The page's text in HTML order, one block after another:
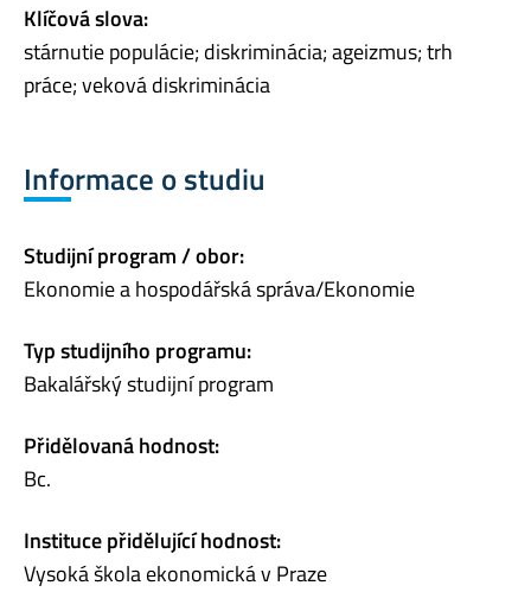
Klíčová slova:
stárnutie populácie; diskriminácia; ageizmus; trh
práce; veková diskriminácia
Informace o studiu
Studijní program / obor:
Ekonomie a hospodářská správa/Ekonomie
Typ studijního programu:
Bakalářský studijní program
Přidělovaná hodnost:
Bc.
Instituce přidělující hodnost:
Vysoká škola ekonomická v Praze